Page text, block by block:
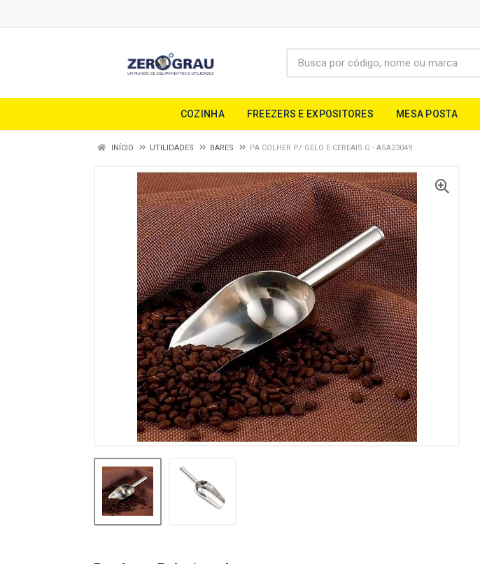
COZINHA FREEZERS E EXPOSITORES MESA POSTA
INÍCIO UTILIDADES BARES PA COLHER P/ GELO E CEREAIS G - ASA23049